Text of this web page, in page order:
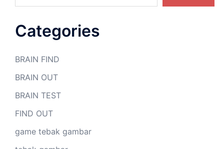
Categories
BRAIN FIND
BRAIN OUT
BRAIN TEST
FIND OUT
game tebak gambar